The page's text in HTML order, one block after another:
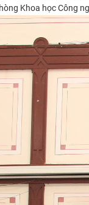
Khoa học Công